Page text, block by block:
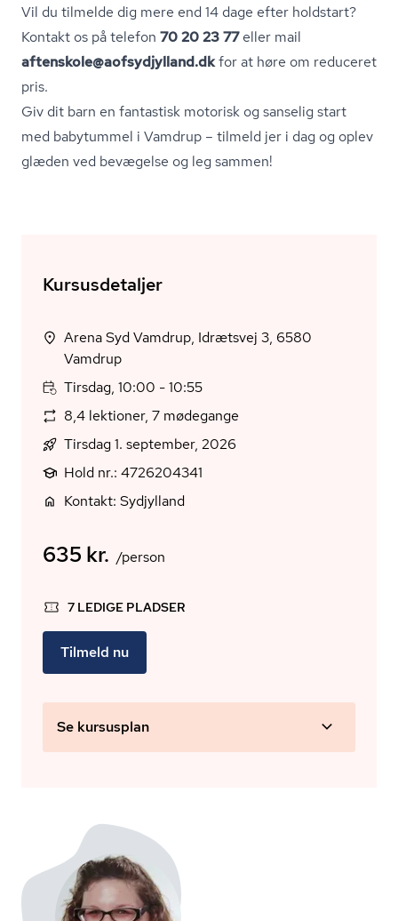
Vil du tilmelde dig mere end 14 dage efter holdstart?
Kontakt os på telefon 70 20 23 77eller mail
aftenskole@aofsydjylland.dkfor at høre om reduceret
pris.
Giv dit barn en fantastisk motorisk og sanselig start
med babytummel i Vamdrup – tilmeld jer i dag og oplev
glæden ved bevægelse og leg sammen!
Kursusdetaljer
Arena Syd Vamdrup, Idrætsvej 3, 6580
Vamdrup
Tirsdag, 10:00 - 10:55
8,4 lektioner, 7 mødegange
Tirsdag 1. september, 2026
Hold nr.: 4726204341
Kontakt: Sydjylland
635 kr. /person
7 LEDIGE PLADSER
Tilmeld nu
Se kursusplan